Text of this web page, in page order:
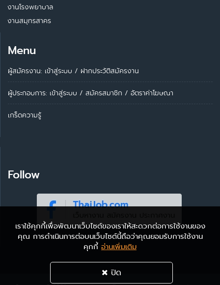
งานโรงพยาบาล
งานสมุทรสาคร
Menu
ผู้สมัครงาน: เข้าสู่ระบบ / ฝากประวัติสมัครงาน
ผู้ประกอบการ: เข้าสู่ระบบ / สมัครสมาชิก / อัตราค่าโฆษณา
เกร็ดความรู้
Follow
เราใช้คุกกี้เพื่อพัฒนาเว็บไซต์ของเราให้สะดวกต่อการใช้งานของ
คุณ การดำเนินการต่อบนเว็บไซต์นี้ถือว่าคุณยอมรับการใช้งาน
คุกกี้ อ่านเพิ่มเติม
ปิด